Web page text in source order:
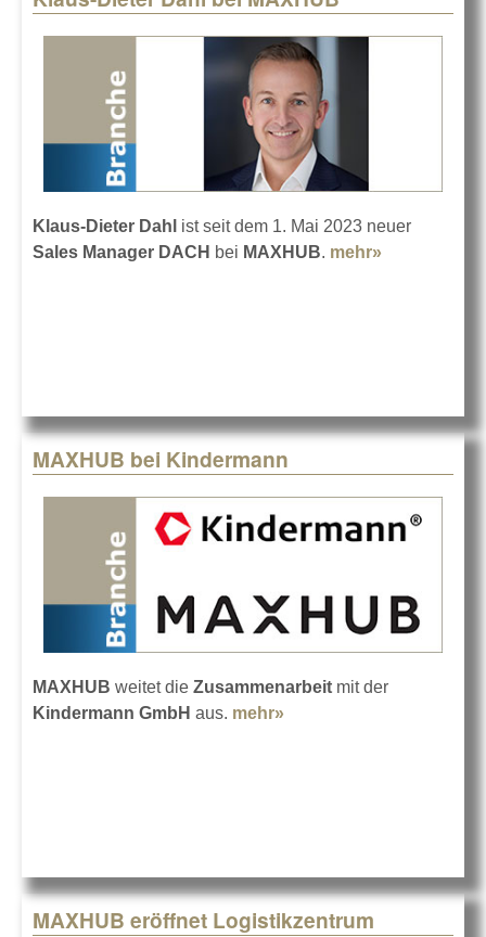
Klaus-Dieter Dahl ist seit dem 1. Mai 2023 neuer
Sales Manager DACH bei MAXHUB. mehr»
MAXHUB bei Kindermann
MAXHUB weitet die Zusammenarbeit mit der
Kindermann GmbH aus. mehr»
MAXHUB eröffnet Logistikzentrum